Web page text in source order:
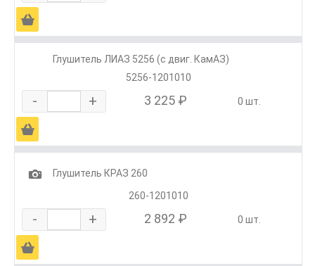
Ä
Глушитель ЛИАЗ 5256 (с двиг. КамАЗ)
5256-1201010
- + 3 225 ₽ 0 шт.
Ä
1
Глушитель КРАЗ 260
260-1201010
- + 2 892 ₽ 0 шт.
Ä